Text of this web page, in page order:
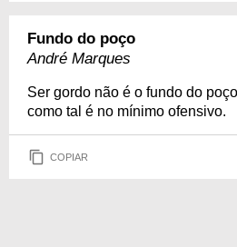
Fundo do poço
André Marques
Ser gordo não é o fundo do
como tal é no mínimo ofensivo.
COPIAR